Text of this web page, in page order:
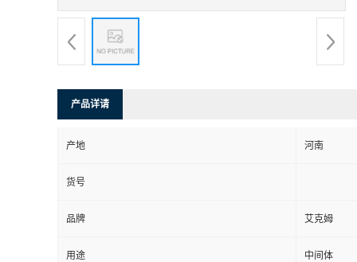
产品详请
产地 河南
货号
品牌 艾克姆
用途 中间体